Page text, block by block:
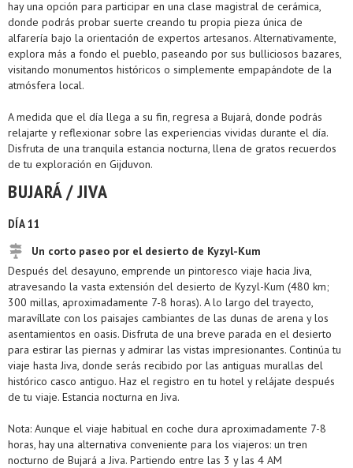
hay una opción para participar en una clase magistral de cerámica,
donde podrás probar suerte creando tu propia pieza única de
alfarería bajo la orientación de expertos artesanos. Alternativamente,
explora más a fondo el pueblo, paseando por sus bulliciosos bazares,
visitando monumentos históricos o simplemente empapándote de la
atmósfera local.
A medida que el día llega a su fin, regresa a Bujará, donde podrás
relajarte y reflexionar sobre las experiencias vividas durante el día.
Disfruta de una tranquila estancia nocturna, llena de gratos recuerdos
de tu exploración en Gijduvon.
BUJARÁ / JIVA
DÍA 11
Un corto paseo por el desierto de Kyzyl-Kum
Después del desayuno, emprende un pintoresco viaje hacia Jiva,
atravesando la vasta extensión del desierto de Kyzyl-Kum (480 km;
300 millas, aproximadamente 7-8 horas). A lo largo del trayecto,
maravíllate con los paisajes cambiantes de las dunas de arena y los
asentamientos en oasis. Disfruta de una breve parada en el desierto
para estirar las piernas y admirar las vistas impresionantes. Continúa tu
viaje hasta Jiva, donde serás recibido por las antiguas murallas del
histórico casco antiguo. Haz el registro en tu hotel y relájate después
de tu viaje. Estancia nocturna en Jiva.
Nota: Aunque el viaje habitual en coche dura aproximadamente 7-8
horas, hay una alternativa conveniente para los viajeros: un tren
nocturno de Bujará a Jiva. Partiendo entre las 3 y las 4 AM